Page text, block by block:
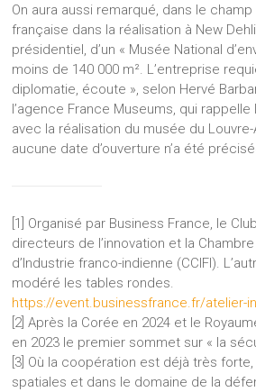
On aura aussi remarqué, dans le champ
française dans la réalisation à New
présidentiel, d’un « Musée National
moins de 140 000 m². L’entreprise
diplomatie, écoute », selon Hervé
l’agence France Museums, qui
avec la réalisation du musée du Louvre-
aucune date d’ouverture n’a été
[1] Organisé par Business France, le
directeurs de l’innovation et la
d’Industrie franco-indienne (CCIFI).
modéré les tables rondes.
https://event.businessfrance.fr/atelier-
[2] Après la Corée en 2024 et le
en 2023 le premier sommet sur « la
[3] Où la coopération est déjà très
spatiales et dans le domaine de la